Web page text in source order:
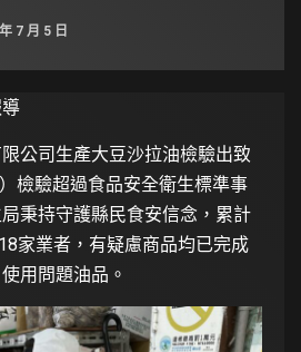
7 月 5 日
公司生產大豆沙拉油檢驗出致
檢驗超過食品安全衛生標準事
秉持守護縣民食安信念，累計
家業者，有疑慮商品均已完成
用問題油品。